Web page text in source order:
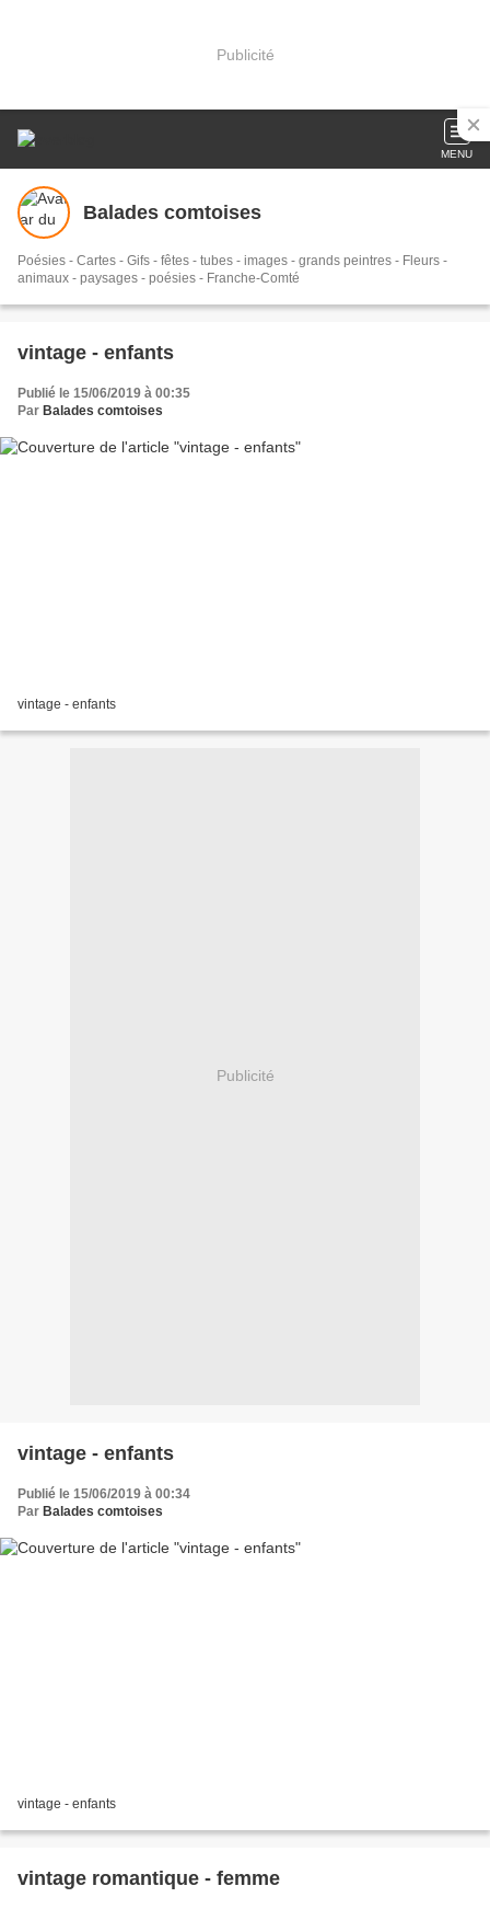
Publicité
MENU
Balades comtoises
Poésies - Cartes - Gifs - fêtes - tubes - images - grands peintres - Fleurs -
animaux - paysages - poésies - Franche-Comté
vintage - enfants
Publié le 15/06/2019 à 00:35
Par Balades comtoises
vintage - enfants
Publicité
vintage - enfants
Publié le 15/06/2019 à 00:34
Par Balades comtoises
vintage - enfants
vintage romantique - femme